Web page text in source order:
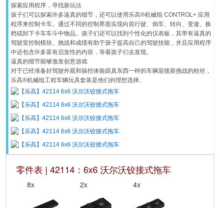
探索应用程序，寻找新玩法
孩子们可以探索许多逼真的细节，还可以使用乐高®机械组 CONTROL+ 应用
程序来控制卡车。通过不同的控制界面实现向前行驶、倒车、转向、变速、换
档或卸下卡车车斗中物品。孩子们还可以找到个性化的仪表板，其带有逼真的
驾驶室控制模块。挑战和成绩有助于孩子提高自己的驾驶技能，并且应用程序
中还包含许多富有启发性的内容，等着孩子们去发现。
逼真的细节能够激发创意游戏
对于已经准备好驾驶外观和操控体验跟真东西一样的车辆迎接新挑战的粉丝，
乐高®机械组工程车辆玩具套装是他们的理想选择。
零件表 | 42114：6x6 沃尔沃铰接式拖车
8x 2x 4x